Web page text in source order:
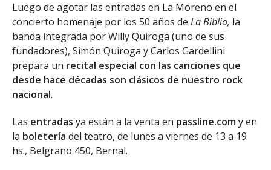
Luego de agotar las entradas en La Moreno en el
concierto homenaje por los 50 años de La Biblia, la
banda integrada por Willy Quiroga (uno de sus
fundadores), Simón Quiroga y Carlos Gardellini
prepara un recital especial con las canciones que
desde hace décadas son clásicos de nuestro rock
nacional.
Las entradas ya están a la venta en passline.comy en
la boletería del teatro, de lunes a viernes de 13 a 19
hs., Belgrano 450, Bernal.